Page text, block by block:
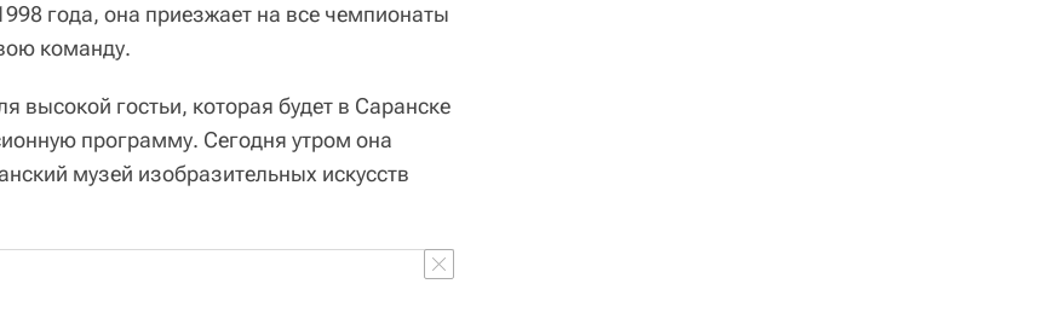
года, она приезжает на все чемпионаты
команду.
высокой гостьи, которая будет в Саранске
программу. Сегодня утром она
музей изобразительных искусств